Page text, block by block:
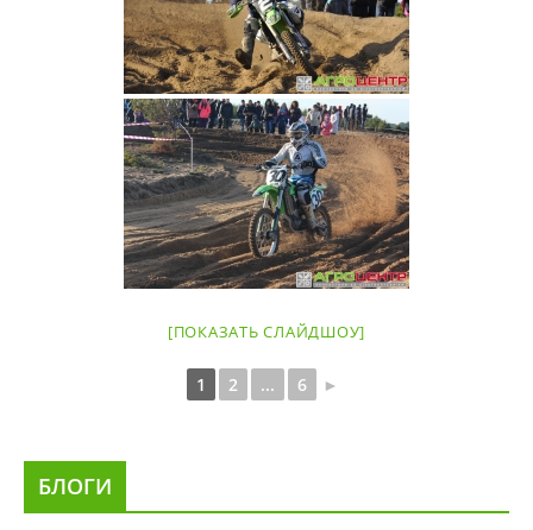
[ПОКАЗАТЬ СЛАЙДШОУ]
1 2 ... 6 ►
БЛОГИ